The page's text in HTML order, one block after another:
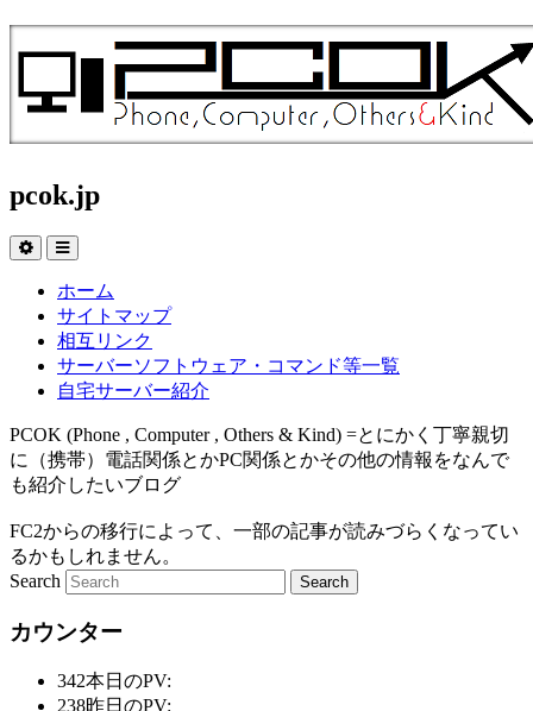
pcok.jp
ホーム
サイトマップ
相互リンク
サーバーソフトウェア・コマンド等一覧
自宅サーバー紹介
PCOK (Phone , Computer , Others & Kind) =とにかく丁寧親切
に（携帯）電話関係とかPC関係とかその他の情報をなんで
も紹介したいブログ
FC2からの移行によって、一部の記事が読みづらくなってい
るかもしれません。
Search
カウンター
342本日のPV:
238昨日のPV: